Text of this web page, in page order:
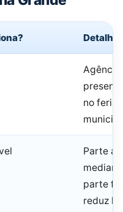
Detalhe
no
Parte
parte
reduz